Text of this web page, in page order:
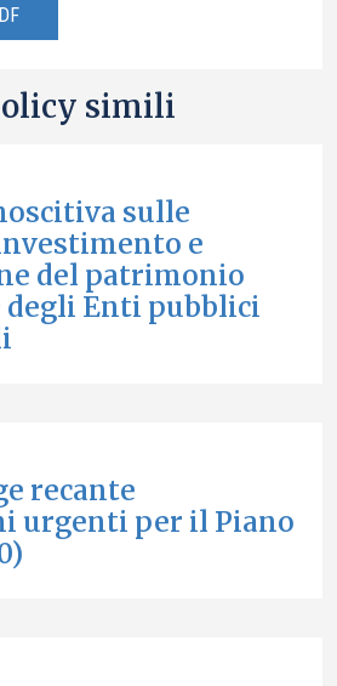
simili
sulle
e
del patrimonio
Enti pubblici
recante
urgenti per il Piano